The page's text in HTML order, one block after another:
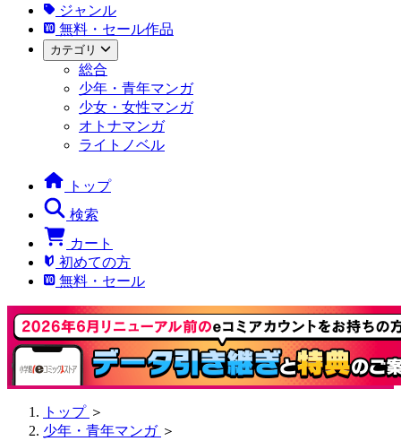
ジャンル
無料・セール作品
カテゴリ
総合
少年・青年マンガ
少女・女性マンガ
オトナマンガ
ライトノベル
トップ
検索
カート
初めての方
無料・セール
トップ ＞
少年・青年マンガ ＞